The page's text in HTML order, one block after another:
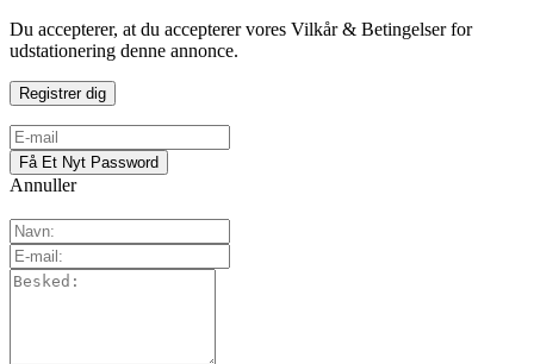
Du accepterer, at du accepterer vores Vilkår & Betingelser for
udstationering denne annonce.
Annuller